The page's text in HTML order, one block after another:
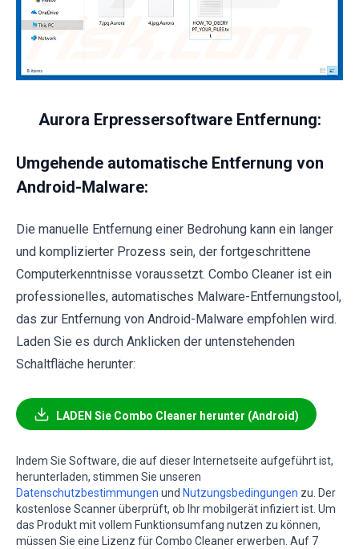
Aurora Erpressersoftware Entfernung:
Umgehende automatische Entfernung von
Android-Malware:
Die manuelle Entfernung einer Bedrohung kann ein langer
und komplizierter Prozess sein, der fortgeschrittene
Computerkenntnisse voraussetzt. Combo Cleaner ist ein
professionelles, automatisches Malware-Entfernungstool,
das zur Entfernung von Android-Malware empfohlen wird.
Laden Sie es durch Anklicken der untenstehenden
Schaltfläche herunter:
LADEN Sie Combo Cleaner herunter (Android)
Indem Sie Software, die auf dieser Internetseite aufgeführt ist,
herunterladen, stimmen Sie unseren
Datenschutzbestimmungen und Nutzungsbedingungen zu. Der
kostenlose Scanner überprüft, ob Ihr mobilgerät infiziert ist. Um
das Produkt mit vollem Funktionsumfang nutzen zu können,
müssen Sie eine Lizenz für Combo Cleaner erwerben. Auf 7